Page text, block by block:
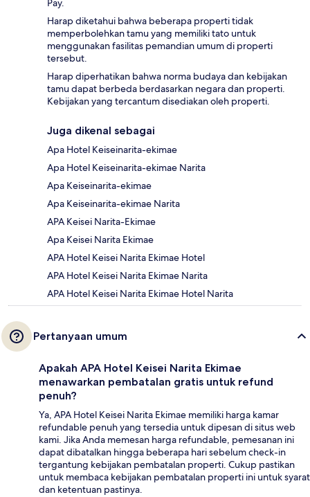
Pay.
Harap diketahui bahwa beberapa properti tidak
memperbolehkan tamu yang memiliki tato untuk
menggunakan fasilitas pemandian umum di properti
tersebut.
Harap diperhatikan bahwa norma budaya dan kebijakan
tamu dapat berbeda berdasarkan negara dan properti.
Kebijakan yang tercantum disediakan oleh properti.
Juga dikenal sebagai
Apa Hotel Keiseinarita-ekimae
Apa Hotel Keiseinarita-ekimae Narita
Apa Keiseinarita-ekimae
Apa Keiseinarita-ekimae Narita
APA Keisei Narita-Ekimae
Apa Keisei Narita Ekimae
APA Hotel Keisei Narita Ekimae Hotel
APA Hotel Keisei Narita Ekimae Narita
APA Hotel Keisei Narita Ekimae Hotel Narita
Pertanyaan umum
Apakah APA Hotel Keisei Narita Ekimae
menawarkan pembatalan gratis untuk refund
penuh?
Ya, APA Hotel Keisei Narita Ekimae memiliki harga kamar
refundable penuh yang tersedia untuk dipesan di situs web
kami. Jika Anda memesan harga refundable, pemesanan ini
dapat dibatalkan hingga beberapa hari sebelum check-in
tergantung kebijakan pembatalan properti. Cukup pastikan
untuk membaca kebijakan pembatalan properti ini untuk syarat
dan ketentuan pastinya.